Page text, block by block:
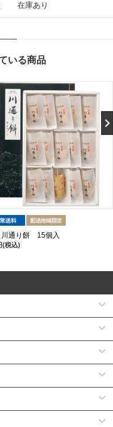
在庫あり
いる商品
川通り餅 15個入
(税込)